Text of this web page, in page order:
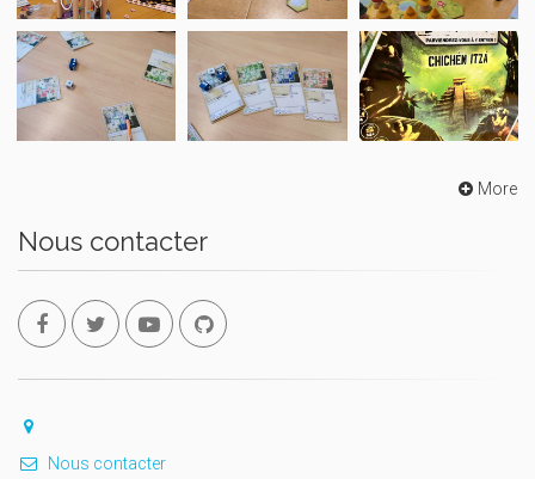
More
Nous contacter
Nous contacter